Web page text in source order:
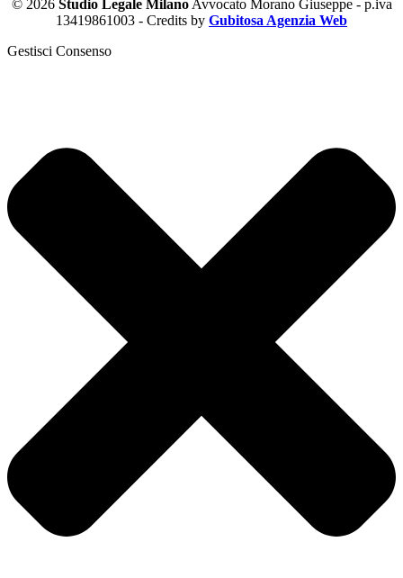
© 2026 Studio Legale MilanoAvvocato Morano Giuseppe - p.iva
13419861003 - Credits by Gubitosa Agenzia Web
Gestisci Consenso